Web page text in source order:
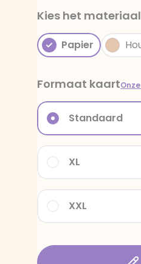
Kies het materiaal
Papier
Formaat kaart
XXL
XL
Standaard